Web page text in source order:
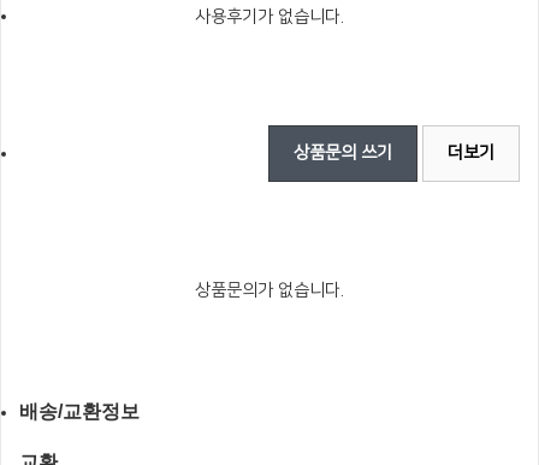
사용후기가 없습니다.
상품문의 쓰기 더보기
상품문의가 없습니다.
배송/교환정보